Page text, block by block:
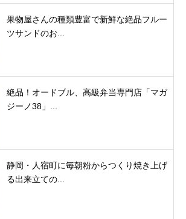
果物屋さんの種類豊富で新鮮な絶品フルー
ツサンドのお...
絶品！オードブル、高級弁当専門店「マガ
ジーノ38」...
静岡・人宿町に毎朝粉からつくり焼き上げ
る出来立ての...